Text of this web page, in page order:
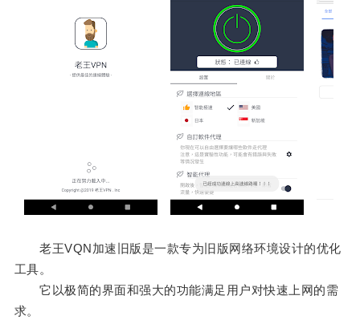
老王VQN加速旧版是一款专为旧版网络环境设计的优化
工具。
它以极简的界面和强大的功能满足用户对快速上网的需
求。